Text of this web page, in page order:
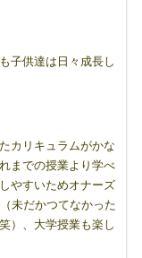
子供達は日々成長し
カリキュラムがかな
までの授業より学べ
やすいためオナーズ
未だかつてなかった
）、大学授業も楽し